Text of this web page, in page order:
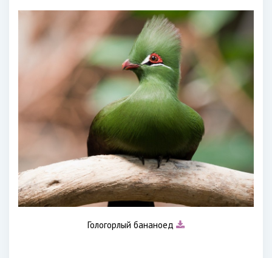
Гологорлый бананоед